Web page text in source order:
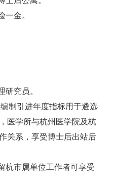
一金。
研究员。
制引进年度指标用于遴选
医学所与杭州医学院及杭
关系，享受博士后出站后
杭市属单位工作者可享受